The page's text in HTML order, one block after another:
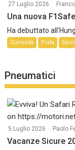
27 Luglio 2026
Una nuova
Ha debuttato
Curiosità Pista
Pneumatici
5 Luglio 2026 Paolo
Vacanze Sicure